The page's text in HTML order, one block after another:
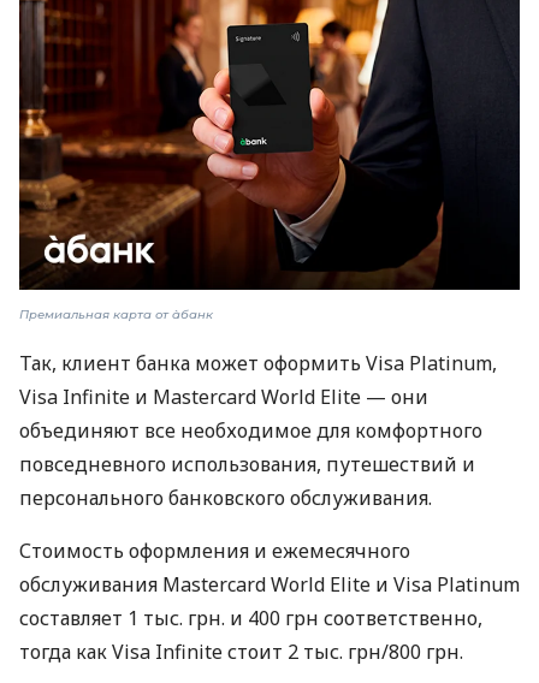
Премиальная карта от àбанк
Так, клиент банка может оформить Visa Platinum,
Visa Infinite и Mastercard World Elite — они
объединяют все необходимое для комфортного
повседневного использования, путешествий и
персонального банковского обслуживания.
Стоимость оформления и ежемесячного
обслуживания Mastercard World Elite и Visa Platinum
составляет 1 тыс. грн. и 400 грн соответственно,
тогда как Visa Infinite стоит 2 тыс. грн/800 грн.